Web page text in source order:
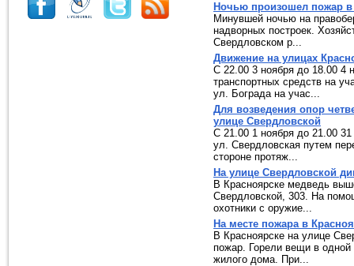
Ночью произошел пожар
Минувшей ночью на
надворных построек.
Свердловском р...
Движение на улицах
С 22.00 3 ноября до 18.00 4
транспортных средств на
ул. Бограда на учас...
Для возведения опор
улице Свердловской
С 21.00 1 ноября до 21.00
ул. Свердловская путем
стороне протяж...
На улице Свердловской
В Красноярске медведь
Свердловской, 303. На
охотники с оружие...
На месте пожара в
В Красноярске на улице
пожар. Горели вещи в одной
жилого дома. При...